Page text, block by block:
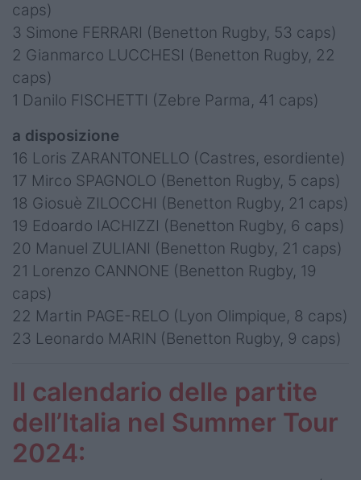
caps)
3 Simone FERRARI (Benetton Rugby, 53 caps)
2 Gianmarco LUCCHESI (Benetton Rugby, 22
caps)
1 Danilo FISCHETTI (Zebre Parma, 41 caps)
a disposizione
16 Loris ZARANTONELLO (Castres, esordiente)
17 Mirco SPAGNOLO (Benetton Rugby, 5 caps)
18 Giosuè ZILOCCHI (Benetton Rugby, 21 caps)
19 Edoardo IACHIZZI (Benetton Rugby, 6 caps)
20 Manuel ZULIANI (Benetton Rugby, 21 caps)
21 Lorenzo CANNONE (Benetton Rugby, 19
caps)
22 Martin PAGE-RELO (Lyon Olimpique, 8 caps)
23 Leonardo MARIN (Benetton Rugby, 9 caps)
Il calendario delle partite
dell’Italia nel Summer Tour
2024: